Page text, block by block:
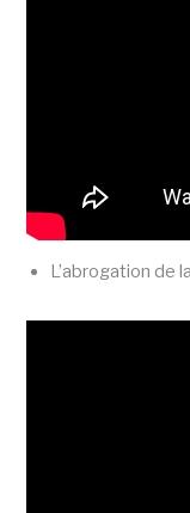
L’abrogation de